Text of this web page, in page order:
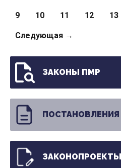
9 10 11 12 13
Следующая →
ЗАКОНЫ ПМР
ПОСТАНОВЛЕНИЯ
ЗАКОНОПРОЕКТЫ